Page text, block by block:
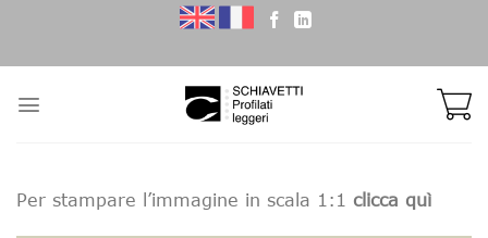
content
Per stampare l’immagine in scala 1:1 clicca quì